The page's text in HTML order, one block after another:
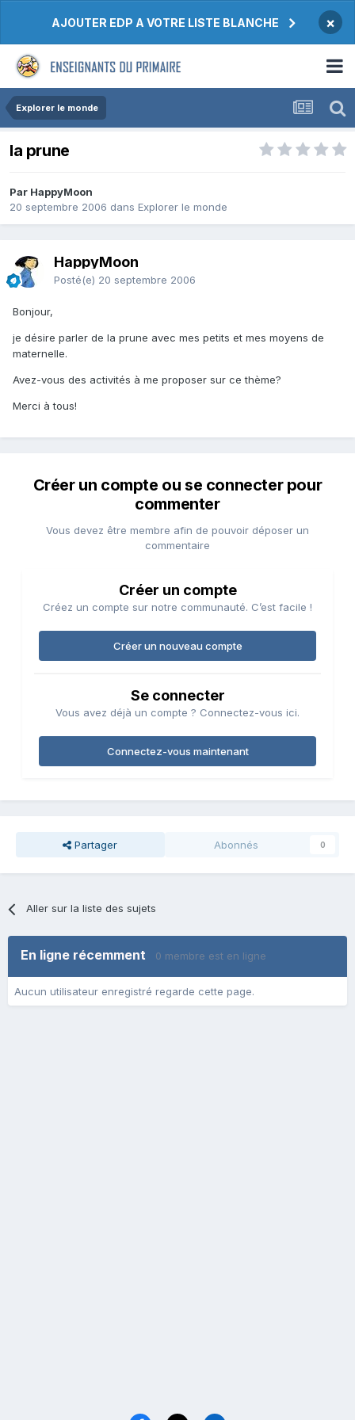
AJOUTER EDP A VOTRE LISTE BLANCHE ×
Explorer le monde
la prune
Par HappyMoon
20 septembre 2006 dans Explorer le monde
HappyMoon
Posté(e) 20 septembre 2006
Bonjour,
je désire parler de la prune avec mes petits et mes moyens de
maternelle.
Avez-vous des activités à me proposer sur ce thème?
Merci à tous!
Créer un compte ou se connecter pour
commenter
Vous devez être membre afin de pouvoir déposer un
commentaire
Créer un compte
Créez un compte sur notre communauté. C’est facile !
Créer un nouveau compte
Se connecter
Vous avez déjà un compte ? Connectez-vous ici.
Connectez-vous maintenant
Partager Abonnés 0
Aller sur la liste des sujets
En ligne récemment 0 membre est en ligne
Aucun utilisateur enregistré regarde cette page.